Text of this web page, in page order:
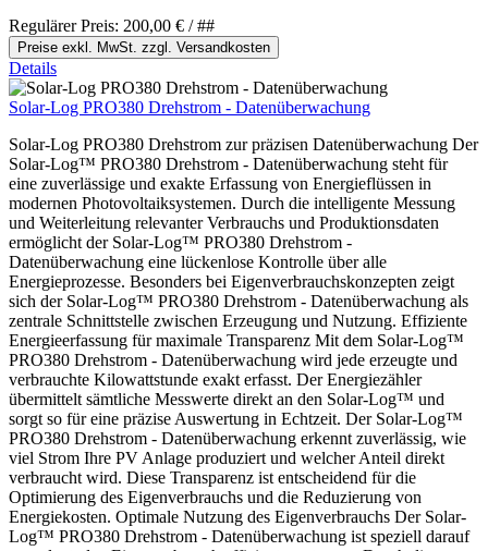
Regulärer Preis: 200,00 € / ##
Preise exkl. MwSt. zzgl. Versandkosten
Details
Solar-Log PRO380 Drehstrom - Datenüberwachung
Solar-Log PRO380 Drehstrom zur präzisen Datenüberwachung Der
Solar-Log™ PRO380 Drehstrom - Datenüberwachung steht für
eine zuverlässige und exakte Erfassung von Energieflüssen in
modernen Photovoltaiksystemen. Durch die intelligente Messung
und Weiterleitung relevanter Verbrauchs und Produktionsdaten
ermöglicht der Solar-Log™ PRO380 Drehstrom -
Datenüberwachung eine lückenlose Kontrolle über alle
Energieprozesse. Besonders bei Eigenverbrauchskonzepten zeigt
sich der Solar-Log™ PRO380 Drehstrom - Datenüberwachung als
zentrale Schnittstelle zwischen Erzeugung und Nutzung. Effiziente
Energieerfassung für maximale Transparenz Mit dem Solar-Log™
PRO380 Drehstrom - Datenüberwachung wird jede erzeugte und
verbrauchte Kilowattstunde exakt erfasst. Der Energiezähler
übermittelt sämtliche Messwerte direkt an den Solar-Log™ und
sorgt so für eine präzise Auswertung in Echtzeit. Der Solar-Log™
PRO380 Drehstrom - Datenüberwachung erkennt zuverlässig, wie
viel Strom Ihre PV Anlage produziert und welcher Anteil direkt
verbraucht wird. Diese Transparenz ist entscheidend für die
Optimierung des Eigenverbrauchs und die Reduzierung von
Energiekosten. Optimale Nutzung des Eigenverbrauchs Der Solar-
Log™ PRO380 Drehstrom - Datenüberwachung ist speziell darauf